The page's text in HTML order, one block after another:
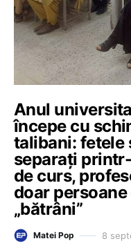
Anul
începe cu
talibani: fetele
separați
de curs,
doar
„bătrâni”
Matei Pop 8